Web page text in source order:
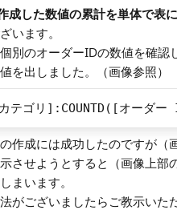
した数値の累計を単体で表に
います。
別のオーダーIDの数値を確認
を出しました。（画像参照）
ゴリ]:COUNTD([オーダ
作成には成功したのですが（
させようとすると（画像上部
まいます。
がございましたらご教示いた